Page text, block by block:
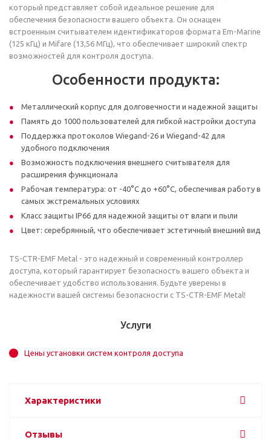
который представляет собой идеальное решение для
обеспечения безопасности вашего объекта. Он оснащен
встроенным считывателем идентификаторов формата Em-Marine
(125 кГц) и Mifare (13,56 МГц), что обеспечивает широкий спектр
возможностей для контроля доступа.
Особенности продукта:
Металлический корпус для долговечности и надежной защиты
Память до 1000 пользователей для гибкой настройки доступа
Поддержка протоколов Wiegand-26 и Wiegand-42 для
удобного подключения
Возможность подключения внешнего считывателя для
расширения функционала
Рабочая температура: от -40°C до +60°C, обеспечивая работу в
самых экстремальных условиях
Класс защиты IP66 для надежной защиты от влаги и пыли
Цвет: серебрянный, что обеспечивает эстетичный внешний вид
TS-CTR-EMF Metal - это надежный и современный контроллер
доступа, который гарантирует безопасность вашего объекта и
обеспечивает удобство использования. Будьте уверены в
надежности вашей системы безопасности с TS-CTR-EMF Metal!
Услуги
Цены установки систем контроля доступа
Характеристики
Отзывы